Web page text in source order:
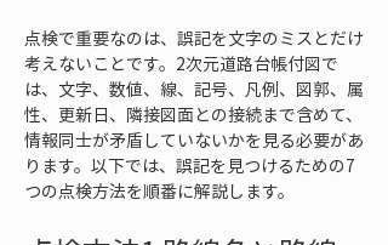
点検で重要なのは、誤記を文字のミスとだけ
考えないことです。2次元道路台帳付図で
は、文字、数値、線、記号、凡例、図郭、属
性、更新日、隣接図面との接続まで含めて、
情報同士が矛盾していないかを見る必要があ
ります。以下では、誤記を見つけるための7
つの点検方法を順番に解説します。